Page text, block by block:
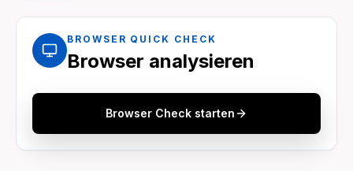
BROWSER QUICK CHECK
Browser analysieren
Browser Check starten